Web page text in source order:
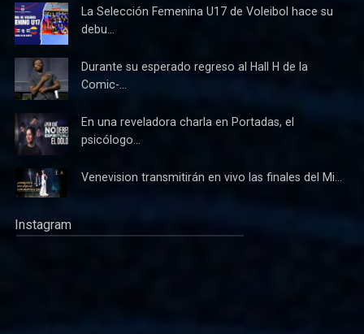
La Selección Femenina U17 de Voleibol hace su
debu...
Durante su esperado regreso al Hall H de la
Comic-...
En una reveladora charla en Portadas, el
psicólogo...
Venevision transmitirán en vivo las finales del Mi...
Instagram